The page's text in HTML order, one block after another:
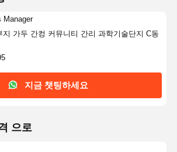
Manager
지 가두 간컹 커뮤니티 간리 과학기술단지 C동
지금 챗팅하세요
으로